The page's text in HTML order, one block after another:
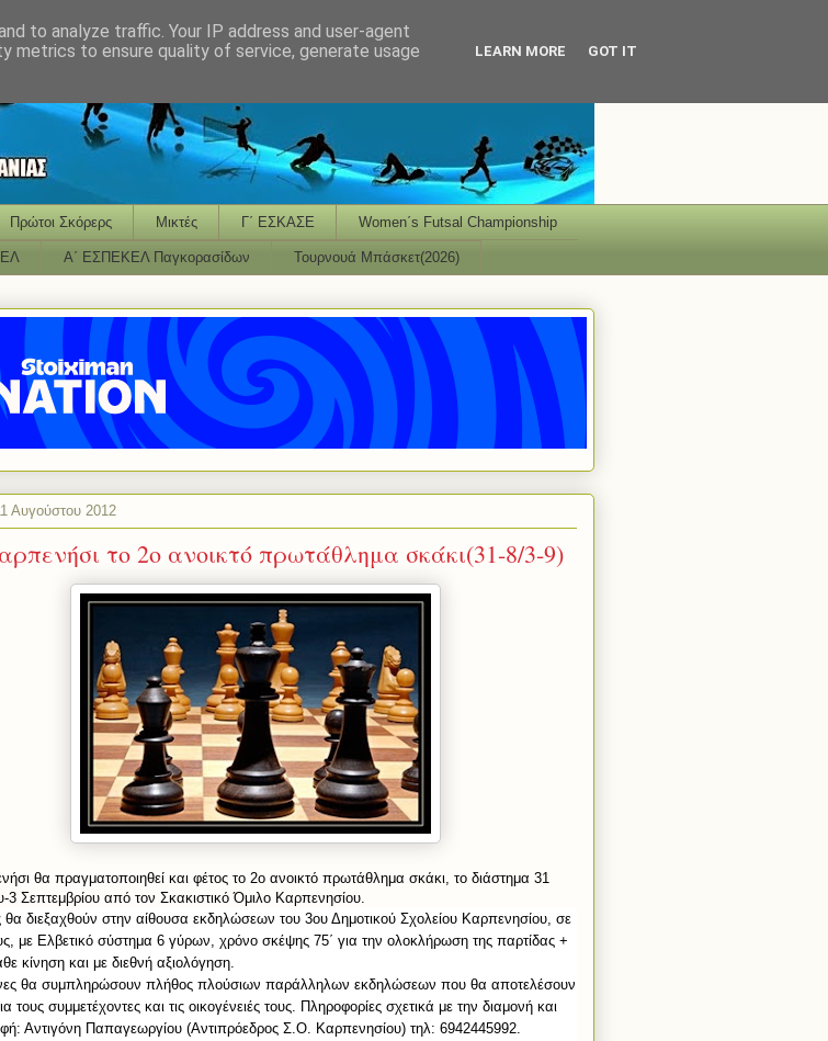
Πρώτοι Σκόρερς Μικτές Γ΄ ΕΣΚΑΣΕ Women΄s Futsal Championship
Α΄ ΕΣΠΕΚΕΛ Παγκορασίδων Τουρνουά Μπάσκετ(2026)
Αυγούστου 2012
το 2ο ανοικτό πρωτάθλημα σκάκι(31-8/3-9)
θα πραγματοποιηθεί και φέτος το 2ο ανοικτό πρωτάθλημα σκάκι, το διάστημα 31
3 Σεπτεμβρίου από τον Σκακιστικό Όμιλο Καρπενησίου.
διεξαχθούν στην αίθουσα εκδηλώσεων του 3ου Δημοτικού Σχολείου Καρπενησίου, σε
με Ελβετικό σύστημα 6 γύρων, χρόνο σκέψης 75΄ για την ολοκλήρωση της παρτίδας +
κίνηση και με διεθνή αξιολόγηση.
θα συμπληρώσουν πλήθος πλούσιων παράλληλων εκδηλώσεων που θα αποτελέσουν
τους συμμετέχοντες και τις οικογένειές τους. Πληροφορίες σχετικά με την διαμονή και
Αντιγόνη Παπαγεωργίου (Αντιπρόεδρος Σ.Ο. Καρπενησίου) τηλ: 6942445992.
to analyze traffic. Your IP address and user-agent
metrics to ensure quality of service, generate usage
LEARN MORE GOT IT